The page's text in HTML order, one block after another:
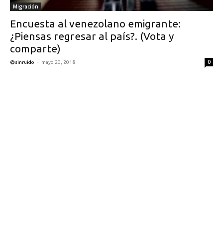
Migración
Encuesta al venezolano emigrante:
¿Piensas regresar al país?. (Vota y
comparte)
@sinruido - mayo 20, 2018 0